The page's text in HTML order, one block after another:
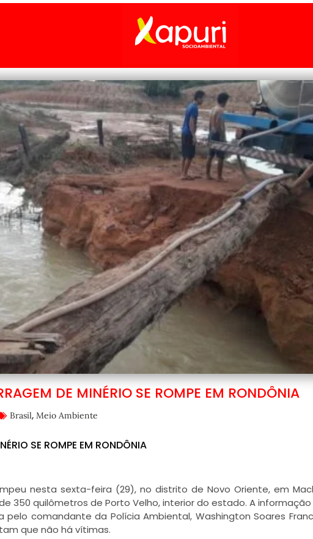
DE MINÉRIO SE ROMPE EM RONDÔNIA
Brasil, Meio Ambiente
SE ROMPE EM RONDÔNIA
nesta sexta-feira (29), no distrito de Novo Oriente, em
350 quilômetros de Porto Velho, interior do estado. A
comandante da Polícia Ambiental, Washington Soares
que não há vítimas.